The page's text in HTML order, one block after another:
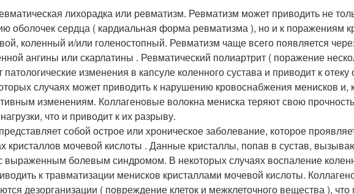
лихорадка или ревматизм. Ревматизм может приводить не
оболочек сердца ( кардиальная форма ревматизма ), но и к поражениям
коленный и/или голеностопный. Ревматизм чаще всего появляется
ангины или скарлатины . Ревматический полиартрит ( поражение
изменения в капсуле коленного сустава и приводит к отеку
случаях может приводить к нарушению кровоснабжения менисков и,
изменениям. Коллагеновые волокна мениска теряют свою
что и приводит к их разрыву.
собой острое или хроническое заболевание, которое
кристаллов мочевой кислоты . Данные кристаллы, попав в сустав,
выраженным болевым синдромом. В некоторых случаях воспаление
к травматизации менисков кристаллами мочевой кислоты.
дезорганизации ( повреждение клеток и межклеточного вещества ), что